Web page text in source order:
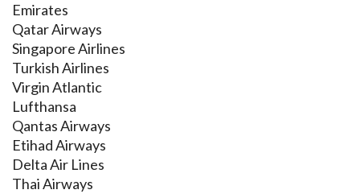
Emirates
Qatar Airways
Singapore Airlines
Turkish Airlines
Virgin Atlantic
Lufthansa
Qantas Airways
Etihad Airways
Delta Air Lines
Thai Airways